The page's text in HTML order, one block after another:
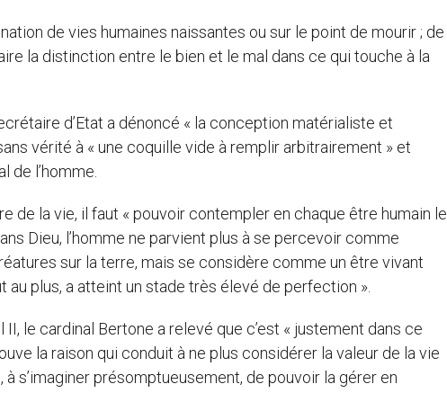
de vies humaines naissantes ou sur le point de mourir ; de
la distinction entre le bien et le mal dans ce qui touche à la
d’Etat a dénoncé « la conception matérialiste et
vérité à « une coquille vide à remplir arbitrairement » et
l’homme.
de la vie, il faut « pouvoir contempler en chaque être humain le
Dieu, l’homme ne parvient plus à se percevoir comme
sur la terre, mais se considère comme un être vivant
au plus, a atteint un stade très élevé de perfection ».
II, le cardinal Bertone a relevé que c’est « justement dans ce
la raison qui conduit à ne plus considérer la valeur de la vie
s’imaginer présomptueusement, de pouvoir la gérer en